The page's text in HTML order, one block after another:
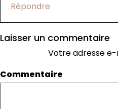
Répondre
Laisser un commentaire
Votre adresse e-
Commentaire